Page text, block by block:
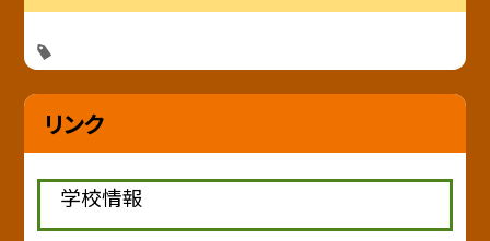
リンク
学校情報